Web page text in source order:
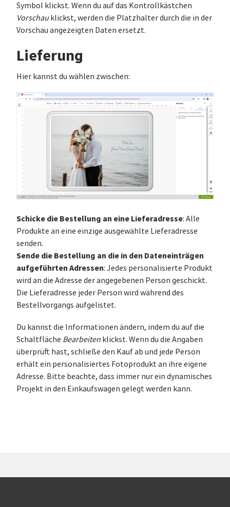
Symbol klickst. Wenn du auf das Kontrollkästchen
Vorschauklickst, werden die Platzhalter durch die in der
Vorschau angezeigten Daten ersetzt.
Lieferung
Hier kannst du wählen zwischen:
Schicke die Bestellung an eine Lieferadresse: Alle
Produkte an eine einzige ausgewählte Lieferadresse
senden.
Sende die Bestellung an die in den Dateneinträgen
aufgeführten Adressen: Jedes personalisierte Produkt
wird an die Adresse der angegebenen Person geschickt.
Die Lieferadresse jeder Person wird während des
Bestellvorgangs aufgelistet.
Du kannst die Informationen ändern, indem du auf die
Schaltfläche Bearbeiten klickst. Wenn du die Angaben
überprüft hast, schließe den Kauf ab und jede Person
erhält ein personalisiertes Fotoprodukt an ihre eigene
Adresse. Bitte beachte, dass immer nur ein dynamisches
Projekt in den Einkaufswagen gelegt werden kann.